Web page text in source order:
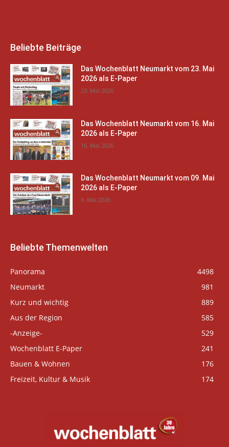
Beliebte Beiträge
Das Wochenblatt Neumarkt vom 23. Mai
2026 als E-Paper
23. Mai 2026
Das Wochenblatt Neumarkt vom 16. Mai
2026 als E-Paper
16. Mai 2026
Das Wochenblatt Neumarkt vom 09. Mai
2026 als E-Paper
9. Mai 2026
Beliebte Themenwelten
Panorama
4498
Neumarkt
981
Kurz und wichtig
889
Aus der Region
585
-Anzeige-
529
Wochenblatt E-Paper
241
Bauen & Wohnen
176
Freizeit, Kultur & Musik
174